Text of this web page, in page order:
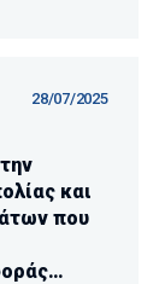
28/07/2025
και
που